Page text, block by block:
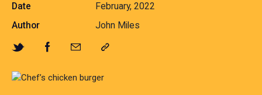
Date
February, 2022
Author
John Miles